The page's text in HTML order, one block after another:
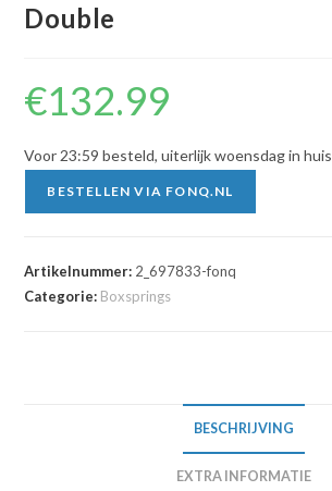
Double
€132.99
Voor 23:59 besteld, uiterlijk woensdag in huis
BESTELLEN VIA FONQ.NL
Artikelnummer: 2_697833-fonq
Categorie: Boxsprings
BESCHRIJVING
EXTRA INFORMATIE